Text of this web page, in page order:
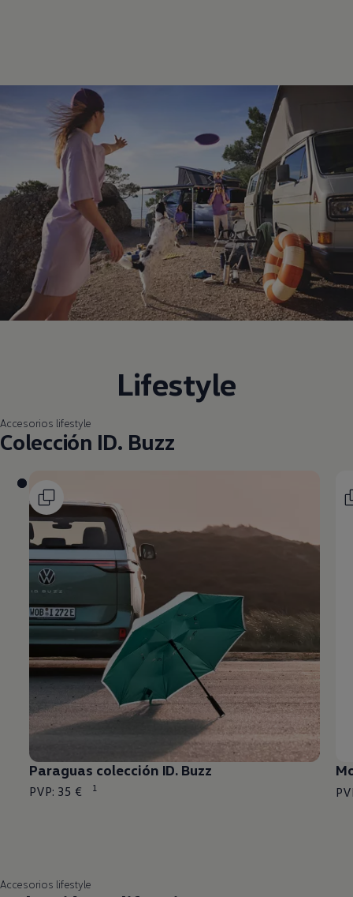
Lifestyle
Accesorios lifestyle
Colección ID. Buzz
Paraguas colección ID. Buzz
PVP: 35 € 1
Accesorios lifestyle